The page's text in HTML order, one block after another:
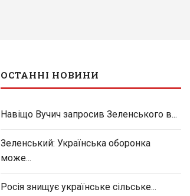
ОСТАННІ НОВИНИ
Навіщо Вучич запросив Зеленського в...
Зеленський: Українська оборонка
може...
Росія знищує українське сільське...